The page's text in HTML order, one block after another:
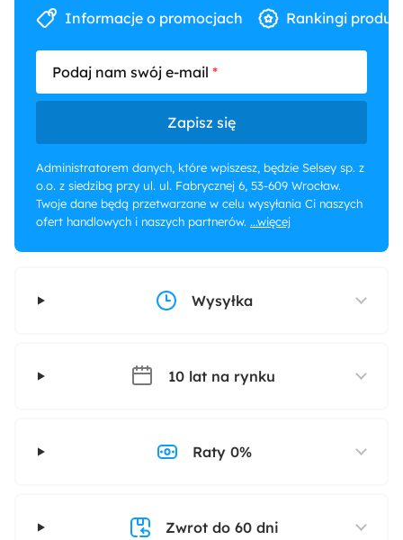
Informacje o promocjach Rankingi
Podaj nam swój e-mail
Zapisz się
Administratorem danych, które wpiszesz, będzie Selsey sp. z
o.o. z siedzibą przy ul. ul. Fabrycznej 6, 53-609 Wrocław.
Twoje dane będą przetwarzane w celu wysyłania Ci naszych
ofert handlowych i naszych partnerów. ...więcej
Wysyłka
10 lat na rynku
Raty 0%
Zwrot do 60 dni